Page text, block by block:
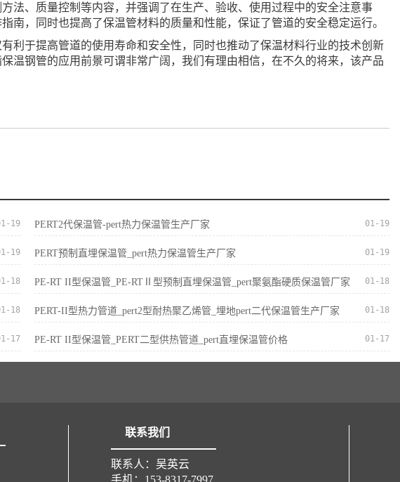
法、质量控制等内容，并强调了在生产、验收、使用过程中的安全注意事
南，同时也提高了保温管材料的质量和性能，保证了管道的安全稳定运行。
利于提高管道的使用寿命和安全性，同时也推动了保温材料行业的技术创新
温钢管的应用前景可谓非常广阔，我们有理由相信，在不久的将来，该产品
19 PERT2代保温管-pert热力保温管生产厂家 01-19
19 PERT预制直埋保温管_pert热力保温管生产厂家 01-19
18 PE-RT II型保温管_PE-RTⅡ型预制直埋保温管_pert聚氨酯硬质保温管厂家 01-18
18 PERT-II型热力管道_pert2型耐热聚乙烯管_埋地pert二代保温管生产厂家 01-18
17 PE-RT II型保温管_PERT二型供热管道_pert直埋保温管价格 01-17
联系我们
联系人：吴英云
手机：153-8317-7997